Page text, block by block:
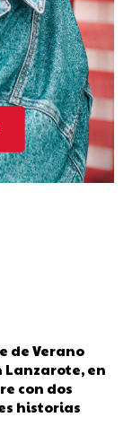
de Verano
Lanzarote, en
con dos
historias